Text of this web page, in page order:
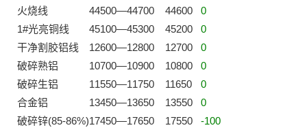
火烧线
44500—44700 44600
0
1#光亮铜线
45100—45300 45200
0
干净割胶铝线
12600—12800 12700
0
破碎熟铝
10700—10900 10800
0
破碎生铝
11550—11750 11650
0
合金铝
13450—13650 13550
0
破碎锌(85-86%)17450—17650 17550
-100